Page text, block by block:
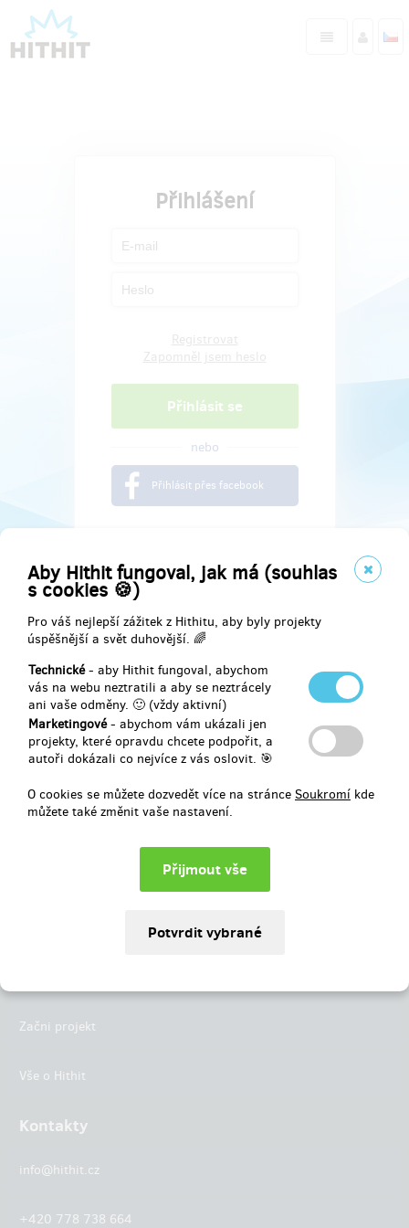
Aby Hithit fungoval, jak má (souhlas
s cookies 🍪)
Pro váš nejlepší zážitek z Hithitu, aby byly projekty
úspěšnější a svět duhovější. 🌈
Technické- aby Hithit fungoval, abychom
vás na webu neztratili a aby se neztrácely
ani vaše odměny. 🙂 (vždy aktivní)
Marketingové- abychom vám ukázali jen
projekty, které opravdu chcete podpořit, a
autoři dokázali co nejvíce z vás oslovit. 🎯
O cookies se můžete dozvedět více na stránce Soukromí kde
můžete také změnit vaše nastavení.
Přihlášení
nebo
Přihlásit přes facebook
Najdete nás na
Začni projekt
Vše o Hithit
Kontakty
info@hithit.cz
+420 778 738 664